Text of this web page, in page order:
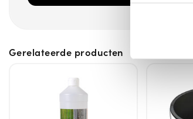
Gerelateerde producten